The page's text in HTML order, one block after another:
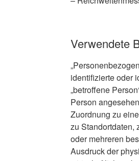
Verwendete
identifizierte oder
„betroffene
Person
Zuordnung zu
zu Standortdaten,
oder mehreren
Ausdruck der